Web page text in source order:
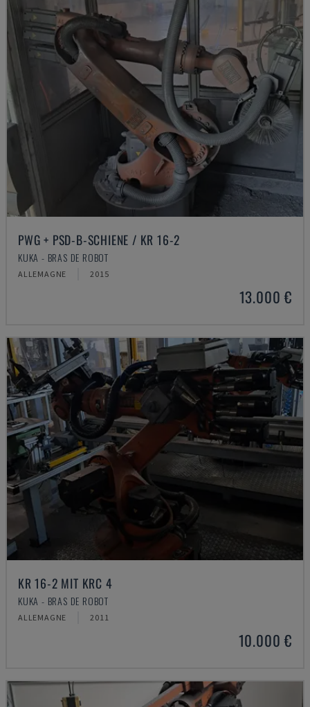
PWG + PSD-B-SCHIENE / KR 16-2
KUKA - BRAS DE ROBOT
ALLEMAGNE 2015
13.000 €
KR 16-2 MIT KRC 4
KUKA - BRAS DE ROBOT
ALLEMAGNE 2011
10.000 €